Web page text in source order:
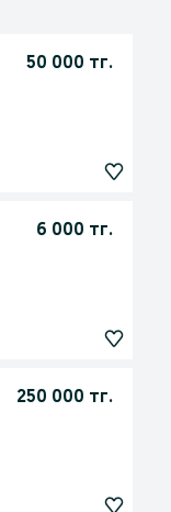
50 000 тг.
6 000 тг.
250 000 тг.